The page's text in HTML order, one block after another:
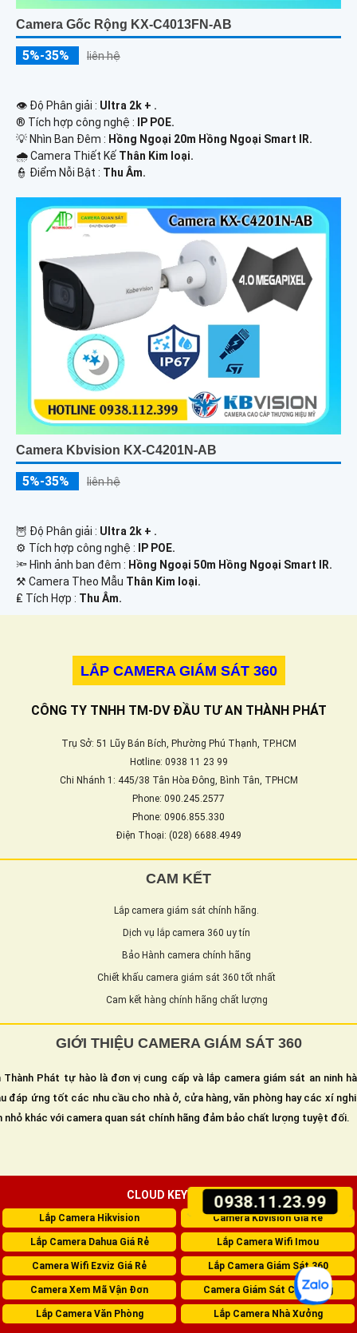
0938.11.23.99
Camera Gốc Rộng KX-C4013FN-AB
5%-35% liên hệ
👁 Độ Phân giải : Ultra 2k + .
®️ Tích hợp công nghệ :
IP POE.
💡 Nhìn Ban Đêm : Hồng Ngoại 20m Hồng Ngoại Smart IR.
🌧️ Camera Thiết Kế Thân Kim loại.
️👮 Điểm Nỗi Bật : Thu Âm.
Camera Kbvision KX-C4201N-AB
5%-35% liên hệ
🦉 Độ Phân giải : Ultra 2k + .
⚙ Tích hợp công nghệ :
IP POE.
🔦 Hình ảnh ban đêm : Hồng Ngoại 50m Hồng Ngoại Smart IR.
⚒ Camera Theo Mẫu Thân Kim loại.
️₤ Tích Hợp : Thu Âm.
LẮP CAMERA GIÁM SÁT 360
CÔNG TY TNHH TM-DV ĐẦU TƯ AN THÀNH PHÁT
Trụ Sở: 51 Lũy Bán Bích, Phường Phú Thạnh, TP.HCM
Hotline: 0938 11 23 99
Chi Nhánh 1: 445/38 Tân Hòa Đông, Bình Tân, TPHCM
Phone: 090.245.2577
Phone: 0906.855.330
Điện Thoại: (028) 6688.4949
CAM KẾT
Lắp camera giám sát chính hãng.
Dịch vụ lắp camera 360 uy tín
Bảo Hành camera chính hãng
Chiết khấu camera giám sát 360 tốt nhất
Cam kết hàng chính hãng chất lượng
GIỚI THIỆU CAMERA GIÁM SÁT 360
Thành Phát tự hào là đơn vị cung cấp và lắp camera giám sát an ninh
đáp ứng tốt các nhu cầu cho nhà ở, cửa hàng, văn phòng hay các xí
nhỏ khác với camera quan sát chính hãng đảm bảo chất lượng tuyệt đối.
CLOUD KEYWORDS:
Lắp Camera Hikvision Camera Kbvision Giá Rẻ
Lắp Camera Dahua Giá Rẻ Lắp Camera Wifi Imou
Camera Wifi Ezviz Giá Rẻ Lắp Camera Giám Sát 360
Camera Xem Mã Vận Đơn Camera Giám Sát Cửa Hàng
Lắp Camera Văn Phòng Lắp Camera Nhà Xưởng